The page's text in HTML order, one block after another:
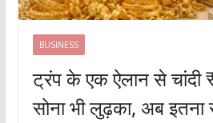
BUSINESS
ट्रंप के एक ऐलान से चांदी
सोना भी लुढ़का, अब इतना